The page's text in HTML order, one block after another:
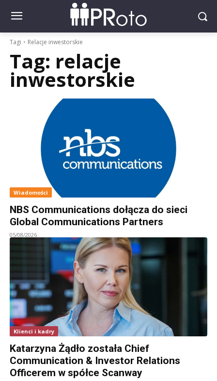
Tagi Relacje inwestorskie
Tag: relacje
inwestorskie
Wiadomości
NBS Communications dołącza do sieci
Global Communications Partners
05/08/2026
Klienci i kadry
Katarzyna Żądło została Chief
Communication & Investor Relations
Officerem w spółce Scanway